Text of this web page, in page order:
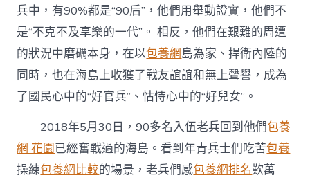
兵中，有90%都是“90后”，他們用舉動證實，他們不
是“不克不及享樂的一代”。 相反，他們在艱難的周遭
的狀況中磨礪本身，在以包養網島為家、捍衛內陸的
同時，也在海島上收獲了戰友誼誼和無上聲譽，成為
了國民心中的“好官兵”、怙恃心中的“好兒女”。
2018年5月30日，90多名入伍老兵回到他們包養
網 花園已經奮戰過的海島。看到年青兵士們吃苦包養
操練包養網比較的場景，老兵們感包養網排名歎萬